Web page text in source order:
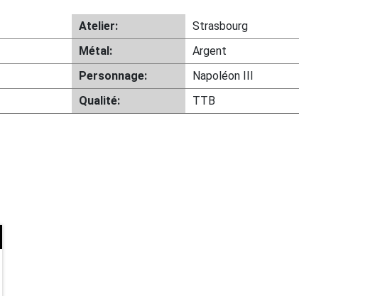
Atelier:
Strasbourg
Métal:
Argent
Personnage:
Napoléon III
Qualité: TTB